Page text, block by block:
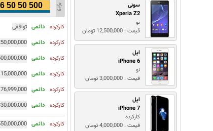
سونی
Xperia Z2
نو
قیمت : 12,500,000 تومان
اپل
iPhone 6
نو
قیمت : 3,000,000 تومان
اپل
iPhone 7
کارکرده
قیمت : 4,000,000 تومان
50 50 500
کارکرده دائمی توافقی
کارکرده دائمی 250,000,000
کارکرده دائمی 500,000,000
کارکرده دائمی 115,000,000
کارکرده دائمی 76,999,000 تومان
کارکرده دائمی 330,000,000
کارکرده دائمی 550,000,000